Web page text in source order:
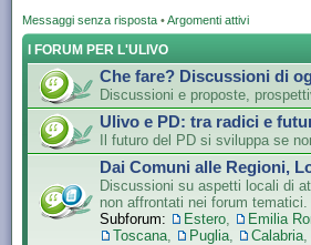
Messaggi senza risposta •Argomenti attivi
I FORUM PER L'ULIVO
Che fare? Discussioni di
Discussioni e proposte,
Ulivo e PD: tra radici e
Il futuro del PD si sviluppa se
Dai Comuni alle Regioni,
Discussioni su aspetti locali di
non affrontati nei forum
Subforum:
Estero Emilia
Toscana
Puglia Calabria